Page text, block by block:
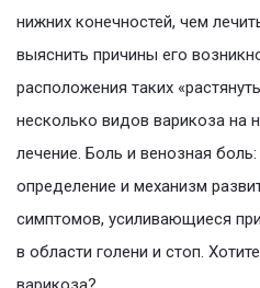
нижних конечностей, чем
выяснить причины его
расположения таких
несколько видов варикоза на
лечение. Боль и венозная боль:
определение и механизм
симптомов, усиливающиеся
в области голени и стоп.